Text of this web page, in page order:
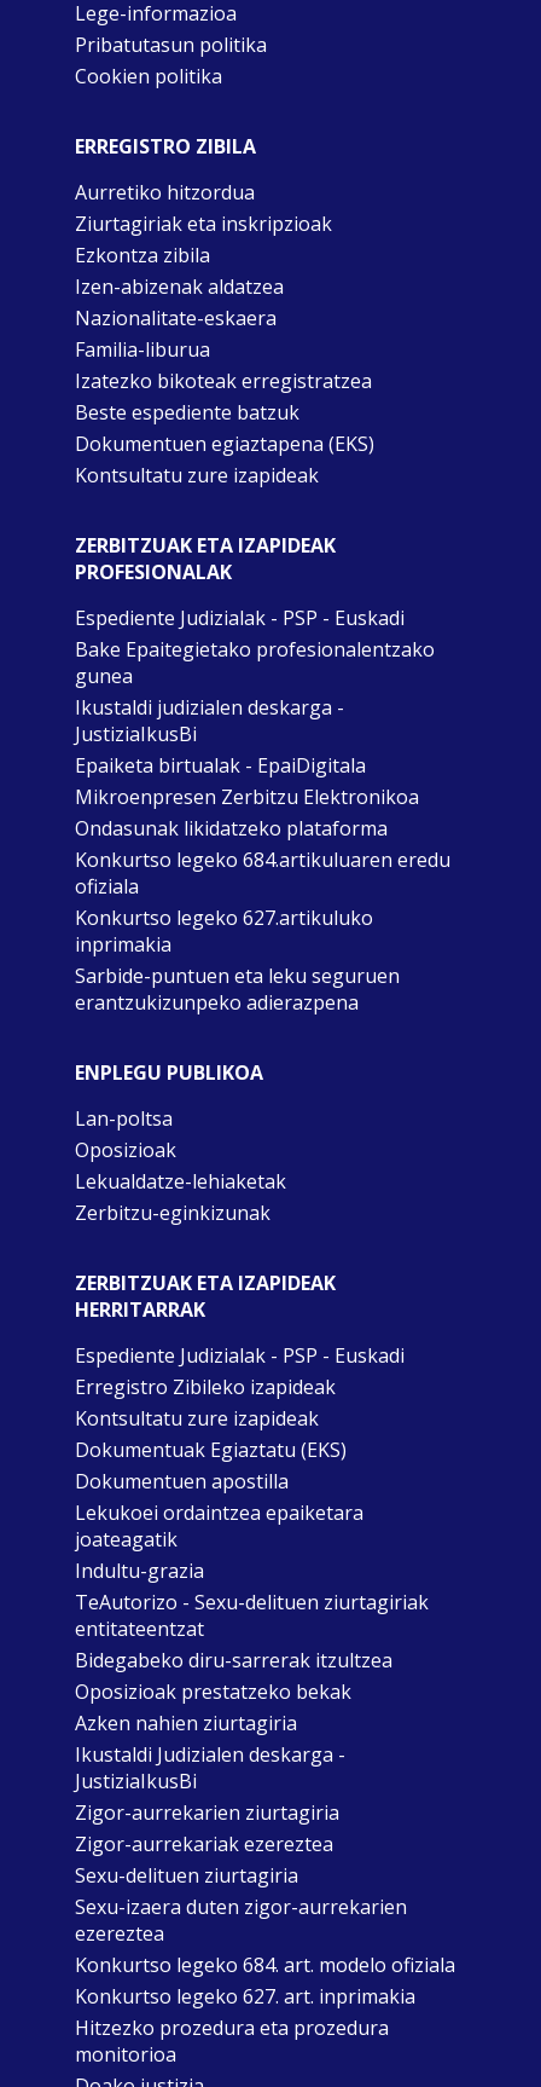
Lege-informazioa
Pribatutasun politika
Cookien politika
ERREGISTRO ZIBILA
Aurretiko hitzordua
Ziurtagiriak eta inskripzioak
Ezkontza zibila
Izen-abizenak aldatzea
Nazionalitate-eskaera
Familia-liburua
Izatezko bikoteak erregistratzea
Beste espediente batzuk
Dokumentuen egiaztapena (EKS)
Kontsultatu zure izapideak
ZERBITZUAK ETA IZAPIDEAK
PROFESIONALAK
Espediente Judizialak - PSP - Euskadi
Bake Epaitegietako profesionalentzako
gunea
Ikustaldi judizialen deskarga -
JustiziaIkusBi
Epaiketa birtualak - EpaiDigitala
Mikroenpresen Zerbitzu Elektronikoa
Ondasunak likidatzeko plataforma
Konkurtso legeko 684.artikuluaren eredu
ofiziala
Konkurtso legeko 627.artikuluko
inprimakia
Sarbide-puntuen eta leku seguruen
erantzukizunpeko adierazpena
ENPLEGU PUBLIKOA
Lan-poltsa
Oposizioak
Lekualdatze-lehiaketak
Zerbitzu-eginkizunak
ZERBITZUAK ETA IZAPIDEAK
HERRITARRAK
Espediente Judizialak - PSP - Euskadi
Erregistro Zibileko izapideak
Kontsultatu zure izapideak
Dokumentuak Egiaztatu (EKS)
Dokumentuen apostilla
Lekukoei ordaintzea epaiketara
joateagatik
Indultu-grazia
TeAutorizo - Sexu-delituen ziurtagiriak
entitateentzat
Bidegabeko diru-sarrerak itzultzea
Oposizioak prestatzeko bekak
Azken nahien ziurtagiria
Ikustaldi Judizialen deskarga -
JustiziaIkusBi
Zigor-aurrekarien ziurtagiria
Zigor-aurrekariak ezereztea
Sexu-delituen ziurtagiria
Sexu-izaera duten zigor-aurrekarien
ezereztea
Konkurtso legeko 684. art. modelo ofiziala
Konkurtso legeko 627. art. inprimakia
Hitzezko prozedura eta prozedura
monitorioa